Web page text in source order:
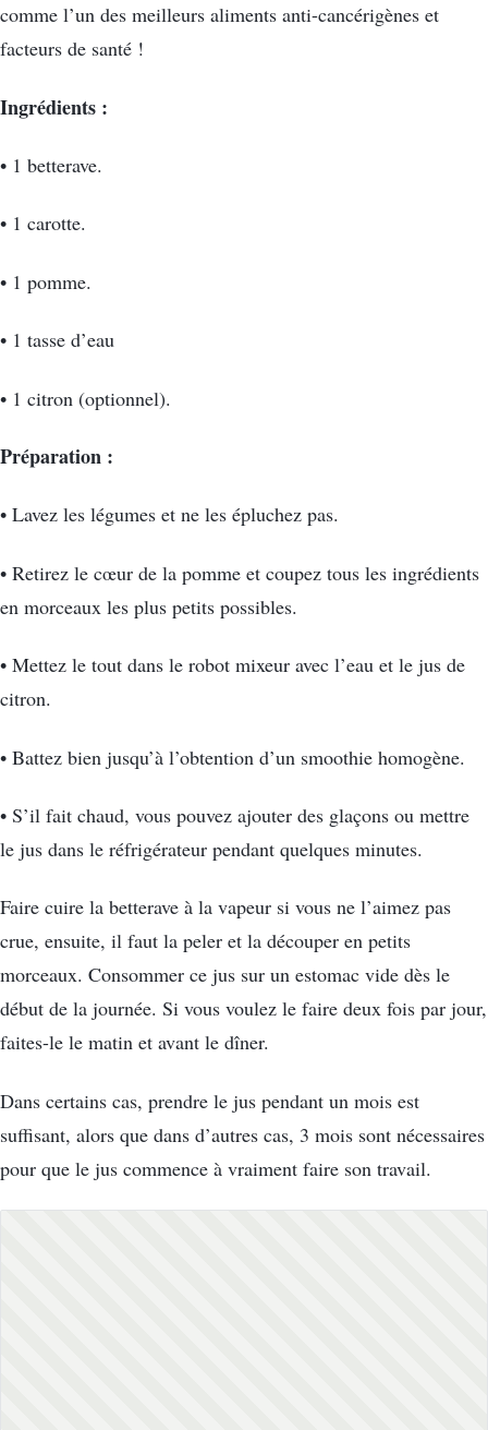
comme l’un des meilleurs aliments anti-cancérigènes et
facteurs de santé !
Ingrédients :
• 1 betterave.
• 1 carotte.
• 1 pomme.
• 1 tasse d’eau
• 1 citron (optionnel).
Préparation :
• Lavez les légumes et ne les épluchez pas.
• Retirez le cœur de la pomme et coupez tous les ingrédients
en morceaux les plus petits possibles.
• Mettez le tout dans le robot mixeur avec l’eau et le jus de
citron.
• Battez bien jusqu’à l’obtention d’un smoothie homogène.
• S’il fait chaud, vous pouvez ajouter des glaçons ou mettre
le jus dans le réfrigérateur pendant quelques minutes.
Faire cuire la betterave à la vapeur si vous ne l’aimez pas
crue, ensuite, il faut la peler et la découper en petits
morceaux. Consommer ce jus sur un estomac vide dès le
début de la journée. Si vous voulez le faire deux fois par jour,
faites-le le matin et avant le dîner.
Dans certains cas, prendre le jus pendant un mois est
suffisant, alors que dans d’autres cas, 3 mois sont nécessaires
pour que le jus commence à vraiment faire son travail.